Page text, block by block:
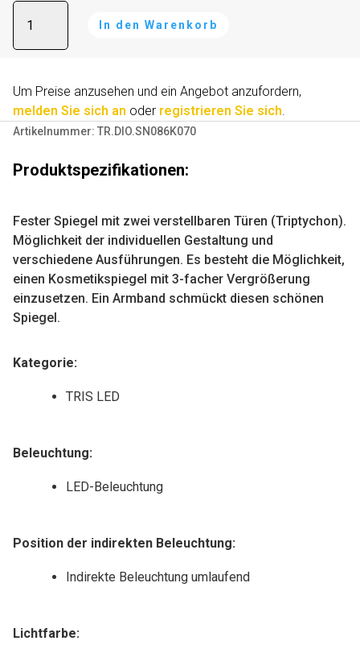
Triptychon
spiegel
-
Menge
In den Warenkorb
t
e
r
a
i
v
Um Preise anzusehen und ein Angebot anzufordern,
melden Sie sich an oder registrieren Sie sich
Artikelnummer: TR.DIO.SN086K070
Produktspezifikationen:
Fester Spiegel mit zwei verstellbaren Türen (Triptychon).
Möglichkeit der individuellen Gestaltung und
verschiedene Ausführungen. Es besteht die Möglichkeit,
einen Kosmetikspiegel mit 3-facher Vergrößerung
einzusetzen. Ein Armband schmückt diesen schönen
Spiegel.
Kategorie:
TRIS LED
Beleuchtung:
LED-Beleuchtung
Position der indirekten Beleuchtung:
Indirekte Beleuchtung umlaufend
Lichtfarbe: